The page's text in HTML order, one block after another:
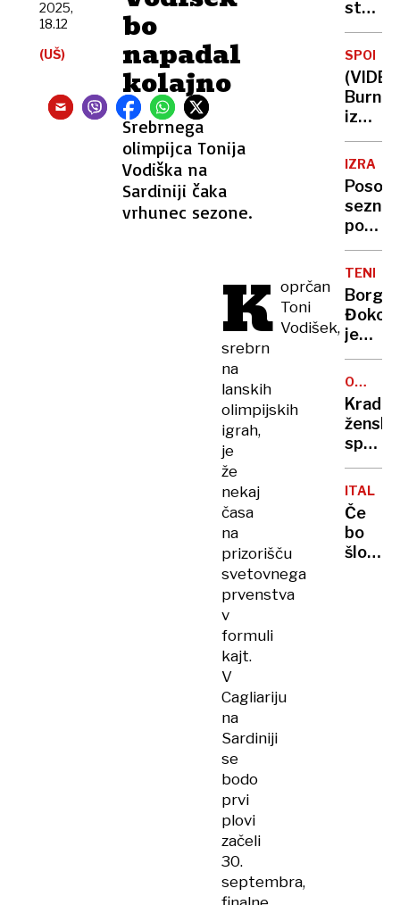
bo
napadal
kolajno
Srebrnega
olimpijca Tonija
Vodiška na
Sardiniji čaka
vrhunec sezone.
2025,
18.12
(UŠ)
K oprčan
Toni
Vodišek,
srebrn
na
lanskih
olimpijskih
igrah,
je
že
nekaj
časa
na
prizorišču
svetovnega
prvenstva
v
formuli
kajt.
V
Cagliariju
na
Sardiniji
se
bodo
prvi
plovi
začeli
30.
septembra,
staro
da bi
prišli
do
bajnih
SPOR
Burna
mnenj:
o
čem
se
IZRAEL
ki
kujejo
s
na
bregu
TENIS
Borg:
je
vseh
časov
OD
PETKA
DO
PETKA
Kradel
žensko
perilo
in ga
rezal
na
koščke
ITALIJA
Če
bo
šlo